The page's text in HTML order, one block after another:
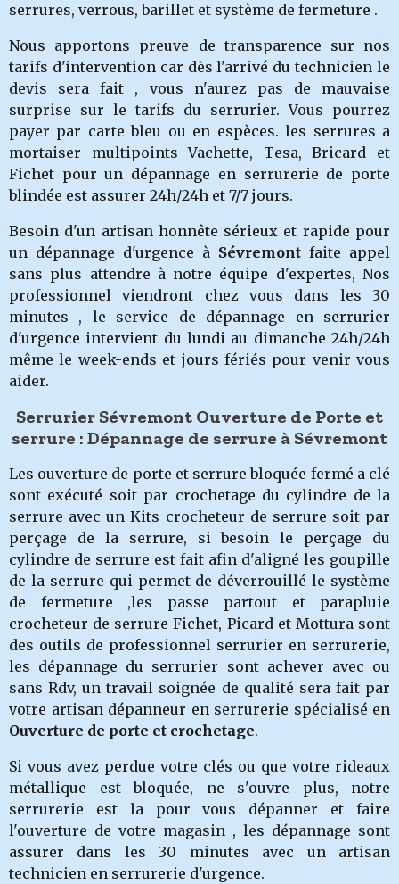
serrures, verrous, barillet et système de fermeture .
Nous apportons preuve de transparence sur nos
tarifs d'intervention car dès l'arrivé du technicien le
devis sera fait , vous n'aurez pas de mauvaise
surprise sur le tarifs du serrurier. Vous pourrez
payer par carte bleu ou en espèces. les serrures a
mortaiser multipoints Vachette, Tesa, Bricard et
Fichet pour un dépannage en serrurerie de porte
blindée est assurer 24h/24h et 7/7 jours.
Besoin d'un artisan honnête sérieux et rapide pour
un dépannage d'urgence à Sévremont faite appel
sans plus attendre à notre équipe d'expertes, Nos
professionnel viendront chez vous dans les 30
minutes , le service de dépannage en serrurier
d'urgence intervient du lundi au dimanche 24h/24h
même le week-ends et jours fériés pour venir vous
aider.
Serrurier Sévremont Ouverture de Porte et
serrure : Dépannage de serrure à Sévremont
Les ouverture de porte et serrure bloquée fermé a clé
sont exécuté soit par crochetage du cylindre de la
serrure avec un Kits crocheteur de serrure soit par
perçage de la serrure, si besoin le perçage du
cylindre de serrure est fait afin d'aligné les goupille
de la serrure qui permet de déverrouillé le système
de fermeture ,les passe partout et parapluie
crocheteur de serrure Fichet, Picard et Mottura sont
des outils de professionnel serrurier en serrurerie,
les dépannage du serrurier sont achever avec ou
sans Rdv, un travail soignée de qualité sera fait par
votre artisan dépanneur en serrurerie spécialisé en
Ouverture de porte et crochetage.
Si vous avez perdue votre clés ou que votre rideaux
métallique est bloquée, ne s'ouvre plus, notre
serrurerie
est la pour vous dépanner et faire
l'ouverture de votre magasin , les dépannage sont
assurer dans les 30 minutes avec un artisan
technicien en serrurerie d'urgence.